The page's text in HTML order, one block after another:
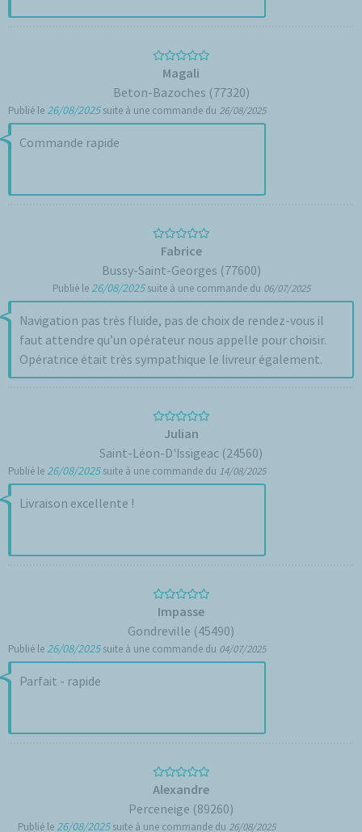
Magali
Beton-Bazoches (77320)
Publié le26/08/2025suite à une commande du 26/08/2025
Commande rapide
Fabrice
Bussy-Saint-Georges (77600)
Publié le26/08/2025suite à une commande du 06/07/2025
Navigation pas très fluide, pas de choix de rendez-vous il
faut attendre qu’un opérateur nous appelle pour choisir.
Opératrice était très sympathique le livreur également.
Julian
Saint-Léon-D'Issigeac (24560)
Publié le26/08/2025suite à une commande du 14/08/2025
Livraison excellente !
Impasse
Gondreville (45490)
Publié le26/08/2025suite à une commande du 04/07/2025
Parfait - rapide
Alexandre
Perceneige (89260)
Publié le26/08/2025suite à une commande du 26/08/2025